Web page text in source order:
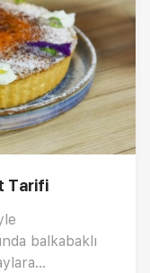
Tarifi
balkabaklı